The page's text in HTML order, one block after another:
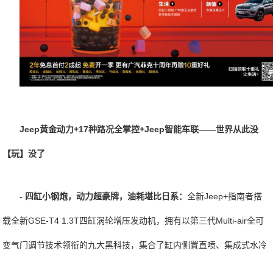
Jeep黄金动力+17种路况全掌控+Jeep智能车联——世界从此没
【玩】没了
- 四缸小钢炮，动力超豪牌，油耗堪比日系：全新Jeep+指南者搭
载全新GSE-T4 1.3T四缸涡轮增压发动机，拥有以第三代Multi-air全可
变气门调节技术领衔的九大黑科技，集合了缸内侧置直喷、集成式水冷